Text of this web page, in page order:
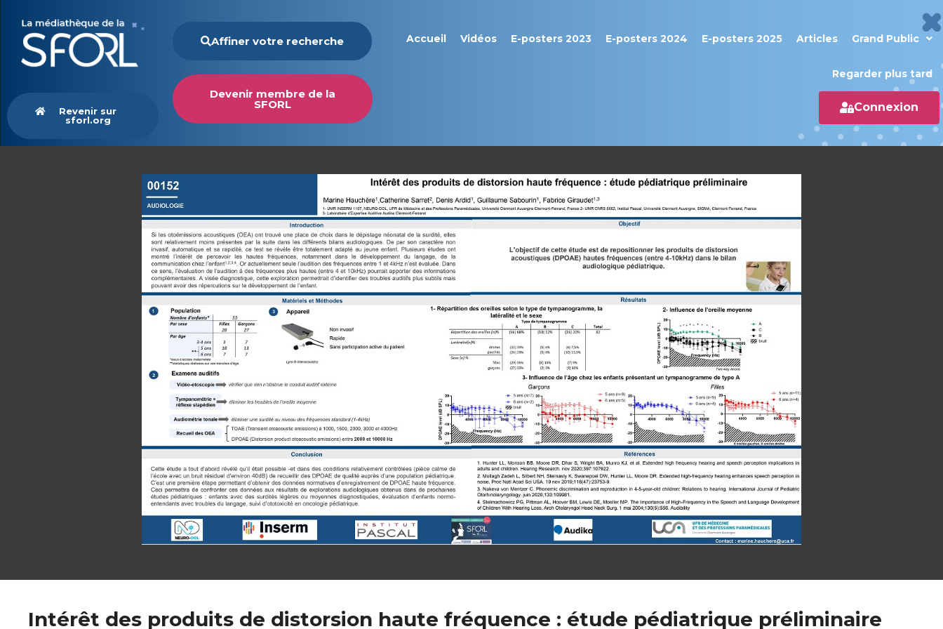
Revenir sur
sforl.org
Affiner votre recherche
Devenir membre de la
SFORL
Accueil Vidéos E-posters 2023 E-posters 2024 E-posters 2025 Articles Grand Public
Regarder plus tard
Connexion
Intérêt des produits de distorsion haute fréquence : étude pédiatrique préliminaire